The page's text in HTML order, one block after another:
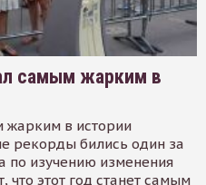
самым жарким в
жарким в истории
рекорды бились один за
по изучению изменения
что этот год станет самым